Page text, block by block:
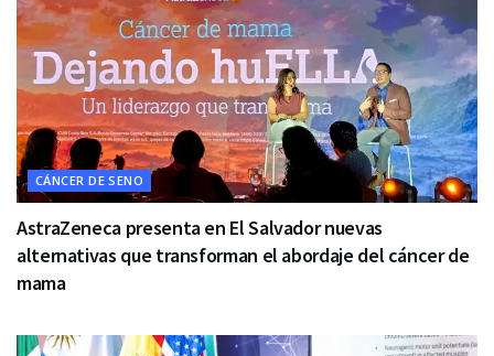
CÁNCER DE SENO
AstraZeneca presenta en El Salvador nuevas
alternativas que transforman el abordaje del cáncer de
mama